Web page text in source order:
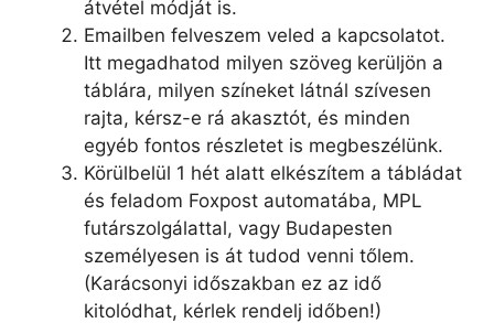
átvétel módját is.
Emailben felveszem veled a kapcsolatot.
Itt megadhatod milyen szöveg kerüljön a
táblára, milyen színeket látnál szívesen
rajta, kérsz-e rá akasztót, és minden
egyéb fontos részletet is megbeszélünk.
Körülbelül 1 hét alatt elkészítem a tábládat
és feladom Foxpost automatába, MPL
futárszolgálattal, vagy Budapesten
személyesen is át tudod venni tőlem.
(Karácsonyi időszakban ez az idő
kitolódhat, kérlek rendelj időben!)